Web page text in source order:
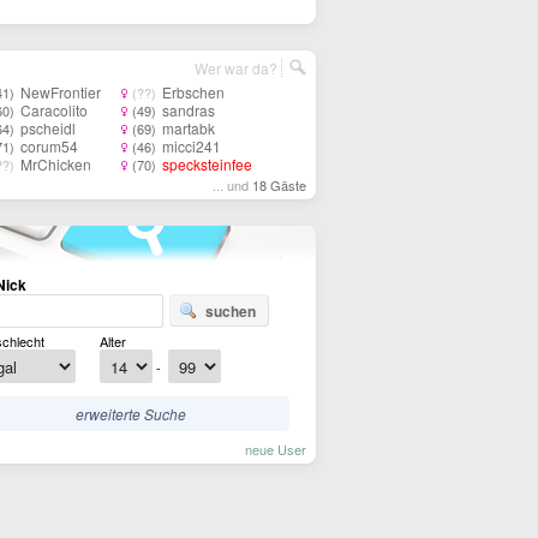
NewFrontier
Caracolito
pscheidl
corum54
MrChicken
(??) Erbschen
(49) sandras
(69) martabk
(46) micci241
(70) specksteinfee
... und 18 Gäste
Wer war da?
suchen
Alter
-
erweiterte Suche
neue User